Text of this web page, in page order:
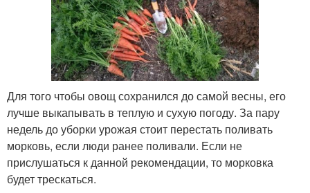
Для того чтобы овощ сохранился до самой весны, его
лучше выкапывать в теплую и сухую погоду. За пару
недель до уборки урожая стоит перестать поливать
морковь, если люди ранее поливали. Если не
прислушаться к данной рекомендации, то морковка
будет трескаться.